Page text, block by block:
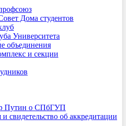
Дома студентов
Университета
объединения
и секции
Путин о СПбГУП
свидетельство об аккредитации